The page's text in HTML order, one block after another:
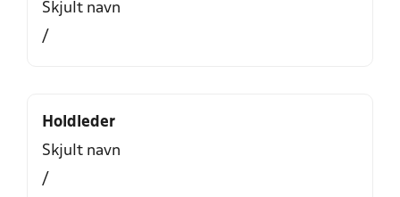
Skjult navn
/
Holdleder
Skjult navn
/